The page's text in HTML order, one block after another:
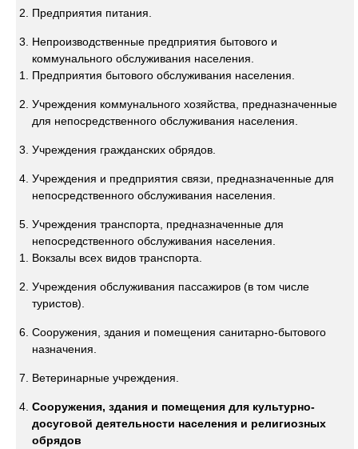
Предприятия питания.
Непроизводственные предприятия бытового и
коммунального обслуживания населения.
Предприятия бытового обслуживания населения.
Учреждения коммунального хозяйства, предназначенные
для непосредственного обслуживания населения.
Учреждения гражданских обрядов.
Учреждения и предприятия связи, предназначенные для
непосредственного обслуживания населения.
Учреждения транспорта, предназначенные для
непосредственного обслуживания населения.
Вокзалы всех видов транспорта.
Учреждения обслуживания пассажиров (в том числе
туристов).
Сооружения, здания и помещения санитарно-бытового
назначения.
Ветеринарные учреждения.
Сооружения, здания и помещения для культурно-
досуговой деятельности населения и религиозных
обрядов